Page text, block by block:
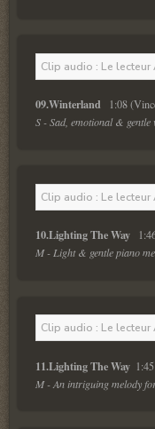
Clip audio : Le
09.Winterland
S - Sad, emotional &
Clip audio : Le
10.Lighting The Way
M - Light & gentle piano
Clip audio : Le
11.Lighting The Way
M - An intriguing melody